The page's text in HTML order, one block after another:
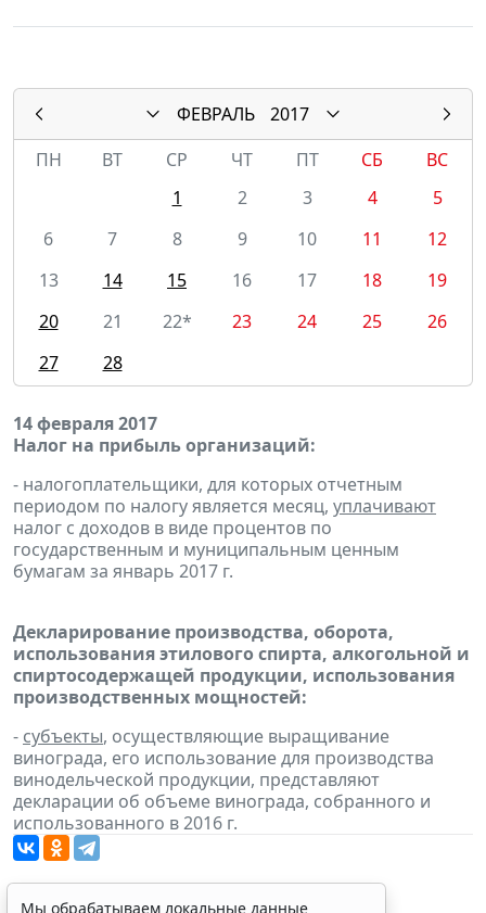
ФЕВРАЛЬ
2017
ПН
ВТ СР ЧТ ПТ СБ
ВС
1
2 3 4
5
6
7 8 9 10 11
12
13
14 15 16 17 18
19
20
21 22* 23 24 25
26
27
28
14 февраля 2017
Налог на прибыль организаций:
- налогоплательщики, для которых отчетным
периодом по налогу является месяц, уплачивают
налог с доходов в виде процентов по
государственным и муниципальным ценным
бумагам за январь 2017 г.
Декларирование производства, оборота,
использования этилового спирта, алкогольной и
спиртосодержащей продукции, использования
производственных мощностей:
- субъекты, осуществляющие выращивание
винограда, его использование для производства
винодельческой продукции, представляют
декларации об объеме винограда, собранного и
использованного в 2016 г.
Мы обрабатываем локальные данные